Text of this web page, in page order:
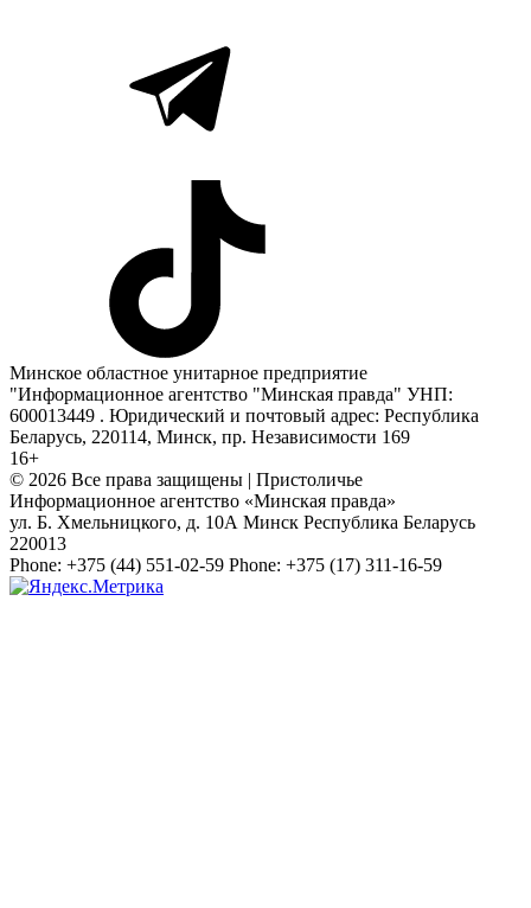
Минское областное унитарное предприятие
"Информационное агентство "Минская правда" УНП:
600013449 . Юридический и почтовый адрес: Республика
Беларусь, 220114, Минск, пр. Независимости 169
16+
© 2026 Все права защищены | Пристоличье
Информационное агентство «Минская правда»
ул. Б. Хмельницкого, д. 10А Минск Республика Беларусь
220013
Phone: +375 (44) 551-02-59 Phone: +375 (17) 311-16-59